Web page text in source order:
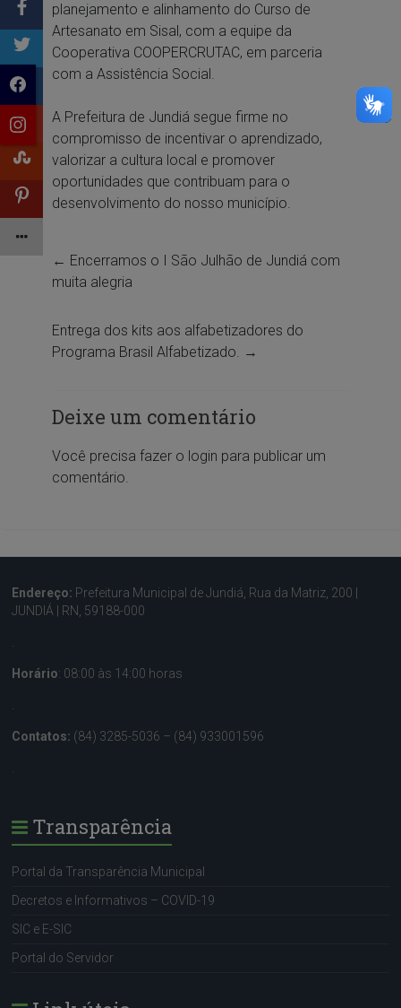
planejamento e alinhamento do Curso de
Artesanato em Sisal, com a equipe da
Cooperativa COOPERCRUTAC, em parceria
com a Assistência Social.
A Prefeitura de Jundiá segue firme no
compromisso de incentivar o aprendizado,
valorizar a cultura local e promover
oportunidades que contribuam para o
desenvolvimento do nosso município.
← Encerramos o I São Julhão de Jundiá com
muita alegria
Entrega dos kits aos alfabetizadores do
Programa Brasil Alfabetizado. →
Deixe um comentário
Você precisa fazer o login para publicar um
comentário.
Endereço: Prefeitura Municipal de Jundiá, Rua da Matriz, 200 |
JUNDIÁ | RN, 59188-000
.
Horário: 08:00 às 14:00 horas
.
Contatos: (84) 3285-5036 – (84) 933001596
.
Transparência
Portal da Transparência Municipal
Decretos e Informativos – COVID-19
SIC e E-SIC
Portal do Servidor